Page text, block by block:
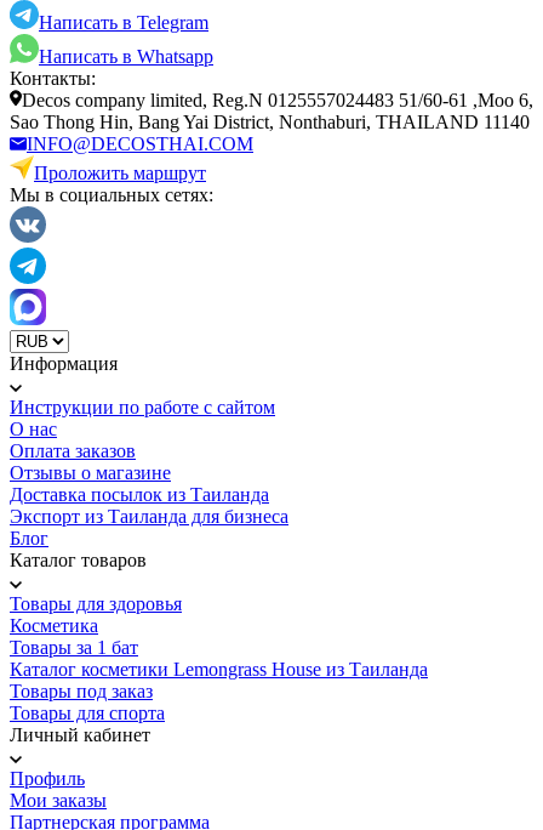
Написать в Telegram
Написать в Whatsapp
Контакты:
Decos company limited, Reg.N 0125557024483 51/60-61 ,Moo 6,
Sao Thong Hin, Bang Yai District, Nonthaburi, THAILAND 11140
INFO@DECOSTHAI.COM
Проложить маршрут
Мы в социальных сетях:
Информация
Инструкции по работе с сайтом
О нас
Оплата заказов
Отзывы о магазине
Доставка посылок из Таиланда
Экспорт из Таиланда для бизнеса
Блог
Каталог товаров
Товары для здоровья
Косметика
Товары за 1 бат
Каталог косметики Lemongrass House из Таиланда
Товары под заказ
Товары для спорта
Личный кабинет
Профиль
Мои заказы
Партнерская программа